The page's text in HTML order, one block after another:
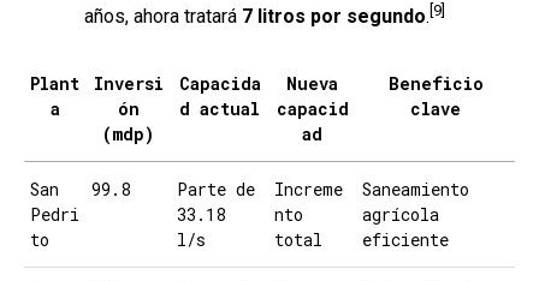
años, ahora tratará 7 litros por segundo. [9]
Plant
a
Inversi
ón
(mdp)
Capacida
d actual
Nueva
capacid
ad
Beneficio
clave
San
Pedri
to
99.8
Parte de
33.18
l/s
Increme
nto
total
Saneamiento
agrícola
eficiente